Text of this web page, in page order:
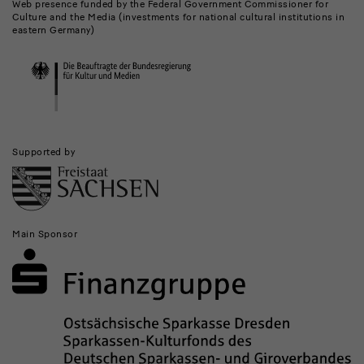
Museums
and
Institutions
Web presence funded by the Federal Government Commissioner for
Culture and the Media (investments for national cultural institutions in
eastern Germany)
Supported by
Main Sponsor